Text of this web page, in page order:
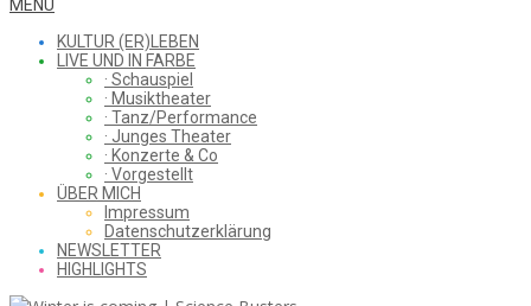
WHAT
SAW
Menu
MENU
KULTUR (ER)LEBEN
LIVE UND IN FARBE
· Schauspiel
· Musiktheater
· Tanz/Performance
· Junges Theater
· Konzerte & Co
· Vorgestellt
ÜBER MICH
Impressum
Datenschutzerklärung
NEWSLETTER
HIGHLIGHTS